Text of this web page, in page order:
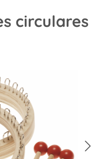
circulares